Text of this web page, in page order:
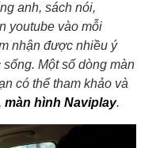
anh, sách nói,
youtube vào mỗi
nhận được nhiều ý
Một số dòng màn
có thể tham khảo và
màn hình Naviplay.